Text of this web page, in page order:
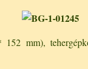
mm),